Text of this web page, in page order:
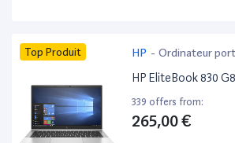
Top Produit HP - Ordinateur
HP EliteBook 830 G8
339 offers from:
265,00 €